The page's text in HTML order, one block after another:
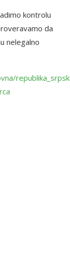
kontrolu
da
nelegalno